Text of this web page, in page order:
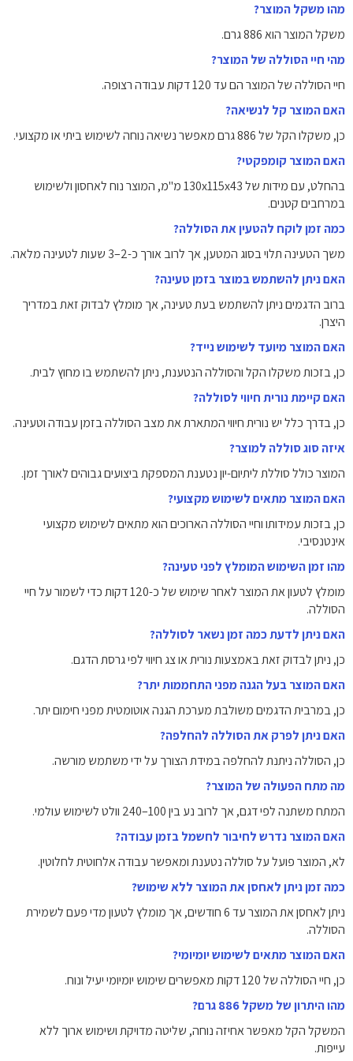
מהו משקל המוצר?
משקל המוצר הוא 886 גרם.
מהי חיי הסוללה של המוצר?
חיי הסוללה של המוצר הם עד 120 דקות עבודה רצופה.
האם המוצר קל לנשיאה?
כן, משקלו הקל של 886 גרם מאפשר נשיאה נוחה לשימוש ביתי או מקצועי.
האם המוצר קומפקטי?
בהחלט, עם מידות של 130x115x43 מ"מ, המוצר נוח לאחסון ולשימוש
במרחבים קטנים.
כמה זמן לוקח להטעין את הסוללה?
משך הטעינה תלוי בסוג המטען, אך לרוב אורך כ-2–3 שעות לטעינה מלאה.
האם ניתן להשתמש במוצר בזמן טעינה?
ברוב הדגמים ניתן להשתמש בעת טעינה, אך מומלץ לבדוק זאת במדריך
היצרן.
האם המוצר מיועד לשימוש נייד?
כן, בזכות משקלו הקל והסוללה הנטענת, ניתן להשתמש בו מחוץ לבית.
האם קיימת נורית חיווי לסוללה?
כן, בדרך כלל יש נורית חיווי המתארת את מצב הסוללה בזמן עבודה וטעינה.
איזה סוג סוללה למוצר?
המוצר כולל סוללת ליתיום-יון נטענת המספקת ביצועים גבוהים לאורך זמן.
האם המוצר מתאים לשימוש מקצועי?
כן, בזכות עמידותו וחיי הסוללה הארוכים הוא מתאים לשימוש מקצועי
אינטנסיבי.
מהו זמן השימוש המומלץ לפני טעינה?
מומלץ לטעון את המוצר לאחר שימוש של כ-120 דקות כדי לשמור על חיי
הסוללה.
האם ניתן לדעת כמה זמן נשאר לסוללה?
כן, ניתן לבדוק זאת באמצעות נורית או צג חיווי לפי גרסת הדגם.
האם המוצר בעל הגנה מפני התחממות יתר?
כן, במרבית הדגמים משולבת מערכת הגנה אוטומטית מפני חימום יתר.
האם ניתן לפרק את הסוללה להחלפה?
כן, הסוללה ניתנת להחלפה במידת הצורך על ידי משתמש מורשה.
מה מתח הפעולה של המוצר?
המתח משתנה לפי דגם, אך לרוב נע בין 100–240 וולט לשימוש עולמי.
האם המוצר נדרש לחיבור לחשמל בזמן עבודה?
לא, המוצר פועל על סוללה נטענת ומאפשר עבודה אלחוטית לחלוטין.
כמה זמן ניתן לאחסן את המוצר ללא שימוש?
ניתן לאחסן את המוצר עד 6 חודשים, אך מומלץ לטעון מדי פעם לשמירת
הסוללה.
האם המוצר מתאים לשימוש יומיומי?
כן, חיי הסוללה של 120 דקות מאפשרים שימוש יומיומי יעיל ונוח.
מהו היתרון של משקל 886 גרם?
המשקל הקל מאפשר אחיזה נוחה, שליטה מדויקת ושימוש ארוך ללא
עייפות.